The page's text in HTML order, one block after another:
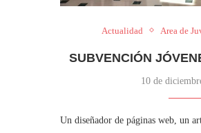
Actualidad Area de
SUBVENCIÓN
10 de
Un diseñador de páginas web, un